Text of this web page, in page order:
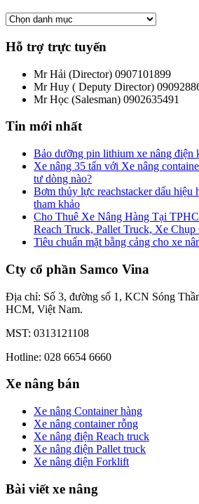
Hỗ trợ trực tuyến
Mr Hải (Director) 0907101899
Mr Huy ( Deputy Director)
Mr Học (Salesman) 0902635491
Tin mới nhất
Bảo dưỡng pin lithium xe nâng điện
Xe nâng 35 tấn với Xe nâng
tư dòng nào?
Bơm thủy lực reachstacker dấu hiệu
tham khảo
Cho Thuê Xe Nâng Hàng Tại
Reach Truck, Pallet Truck, Xe Chụp
Tiêu chuẩn mặt bằng cảng cho xe
Cty cổ phần Samco Vina
Địa chỉ: Số 3, đường số 1, KCN Sóng
HCM, Việt Nam.
MST: 0313121108
Hotline: 028 6654 6660
Xe nâng bán
Xe nâng Container hàng
Xe nâng container rỗng
Xe nâng điện Reach truck
Xe nâng điện Pallet truck
Xe nâng điện Forklift
Bài viết xe nâng